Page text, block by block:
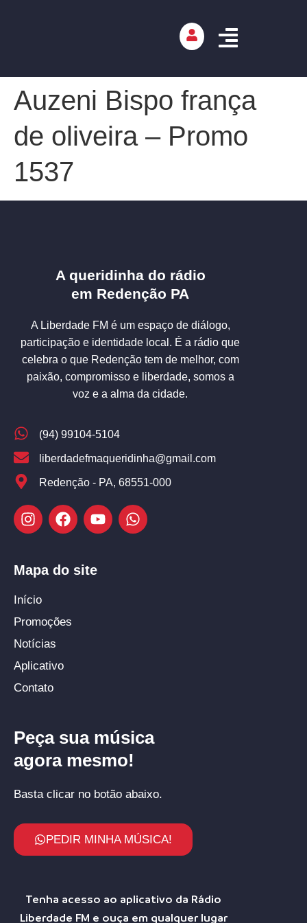
Auzeni Bispo frança
de oliveira – Promo
1537
A queridinha do rádio
em Redenção PA
A Liberdade FM é um espaço de diálogo,
participação e identidade local. É a rádio que
celebra o que Redenção tem de melhor, com
paixão, compromisso e liberdade, somos a
voz e a alma da cidade.
(94) 99104-5104
liberdadefmaqueridinha@gmail.com
Redenção - PA, 68551-000
Mapa do site
Início
Promoções
Notícias
Aplicativo
Contato
Peça sua música
agora mesmo!
Basta clicar no botão abaixo.
PEDIR MINHA MÚSICA!
Tenha acesso ao aplicativo da Rádio
Liberdade FM e ouça em qualquer lugar